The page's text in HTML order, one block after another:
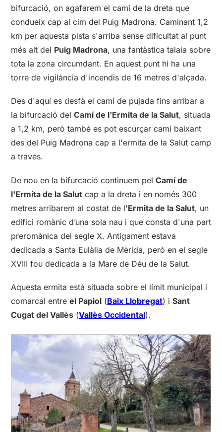
bifurcació, on agafarem el camí de la dreta que
condueix cap al cim del Puig Madrona. Caminant 1,2
km per aquesta pista s'arriba sense dificultat al punt
més alt del Puig Madrona, una fantàstica talaia sobre
tota la zona circumdant. En aquest punt hi ha una
torre de vigilància d'incendis de 16 metres d'alçada.
Des d'aquí es desfà el camí de pujada fins arribar a
la bifurcació del Camí de l'Ermita de la Salut, situada
a 1,2 km, però també es pot escurçar camí baixant
des del Puig Madrona cap a l'ermita de la Salut camp
a través.
De nou en la bifurcació continuem pel Camí de
l'Ermita de la Salut cap a la dreta i en només 300
metres arribarem al costat de l'Ermita de la Salut, un
edifici romànic d’una sola nau i que consta d'una part
preromànica del segle X. Antigament estava
dedicada a Santa Eulàlia de Mèrida, però en el segle
XVIII fou dedicada a la Mare de Déu de la Salut.
Aquesta ermita està situada sobre el límit municipal i
comarcal entre el Papiol (Baix Llobregat) i Sant
Cugat del Vallès (Vallès Occidental).